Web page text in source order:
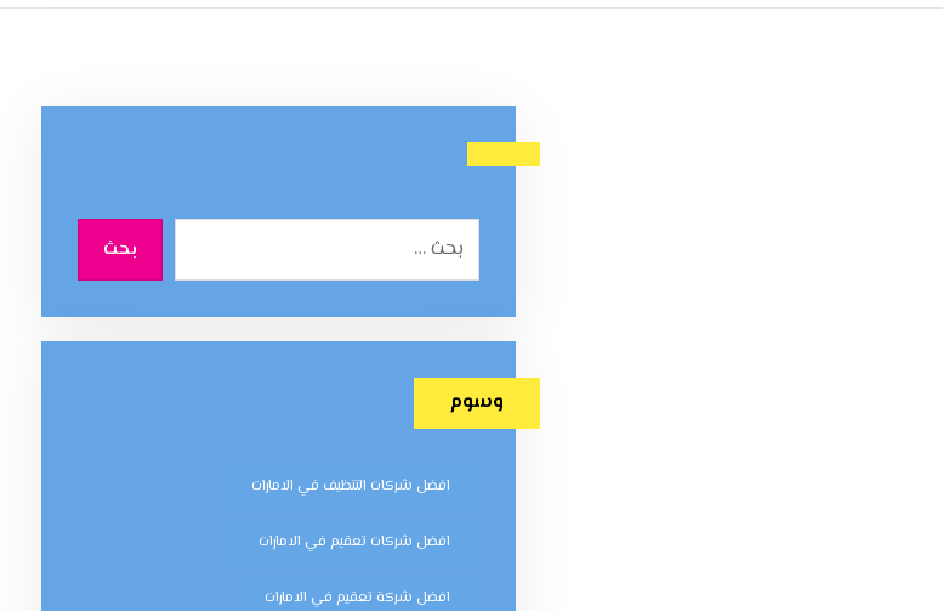
بحث
وسوم
افضل شركات التنظيف في الامارات
افضل شركات تعقيم في الامارات
افضل شركة تعقيم في الامارات